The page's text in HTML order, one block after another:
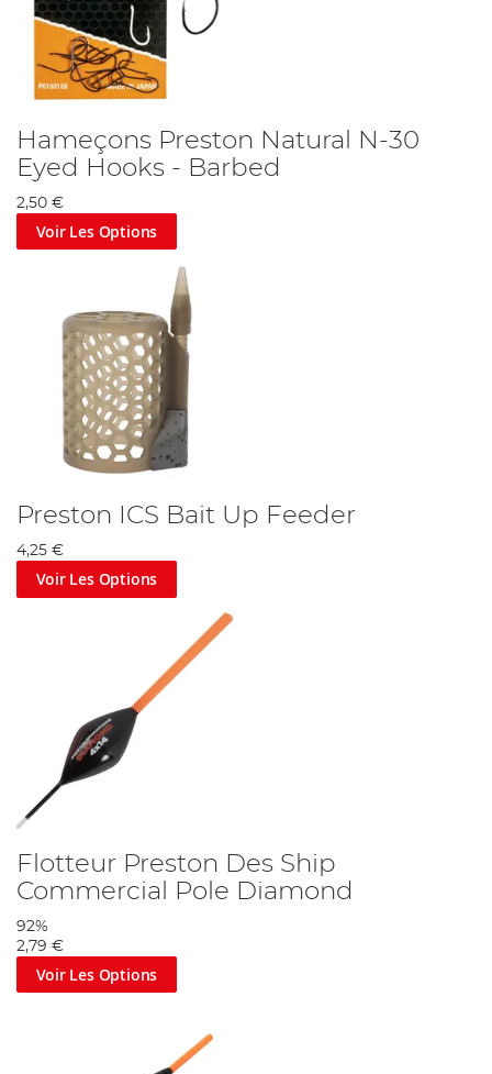
Hameçons Preston Natural N-30
Eyed Hooks - Barbed
2,50 €
Voir Les Options
Preston ICS Bait Up Feeder
4,25 €
Voir Les Options
Flotteur Preston Des Ship
Commercial Pole Diamond
92%
2,79 €
Voir Les Options